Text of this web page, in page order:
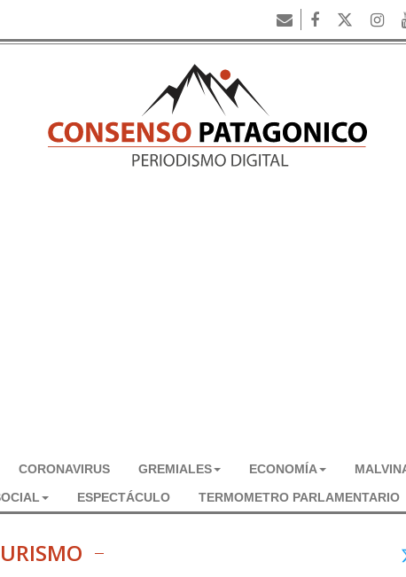
CORONAVIRUS GREMIALES ECONOMÍA
ESPECTÁCULO TERMOMETRO PARLAMENTARIO